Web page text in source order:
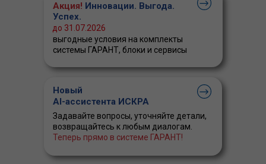
Акция! Инновации. Выгода.
Успех.
выгодные условия на комплекты
системы ГАРАНТ, блоки и сервисы
до 31.07.2026
Новый
AI-ассистента ИСКРА
Задавайте вопросы, уточняйте детали,
возвращайтесь к любым диалогам.
Теперь прямо в системе ГАРАНТ!